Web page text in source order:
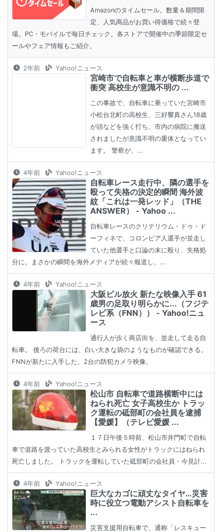
Amazonのタイムセール。数量＆期間限
定、人気商品がお買い得価格で続々登
場。PC・モバイルで毎日チェック。各ストアで開催中の季節限定セ
ールやフェア情報もご紹介。
2年前 Yahoo!ニュース
宮崎市で自転車と車が横断歩道で
衝突 高校生が意識不明の ...
この事故で、自転車に乗っていた宮崎市
小松台北町の高校生、三好響真さん18歳
が頭などを強く打ち、市内の病院に搬送
されましたが意識不明の重体となってい
ます。 警察が、...
4年前 Yahoo!ニュース
自転車レース走行中、隣の選手を
殴って失格の決定的瞬間 海外波
紋「これは一発レッド」（THE
ANSWER） - Yahoo ...
自転車レースのクリテリウム・ドゥ・ド
ーフィネで、コロンビア人選手が並走し
ていた他選手と口論の末に殴り、失格処
分に。まさかの瞬間を海外メディアが続々報道し、...
4年前 Yahoo!ニュース
大阪ビル放火 新たな映像入手 61
歳男の足取り明らかに...（フジテ
レビ系（FNN）） - Yahoo!ニュ
ース
通行人が歩く商店街を、並走して走る自
転車。 後ろの荷台には、白い大きな袋のようなものが確認できる。
FNNが新たに入手した、2台の防犯カメラ映像。
4年前 Yahoo!ニュース
松山市 自転車で道路横断中には
ねられ死亡 女子高校生か トラッ
ク運転の砥部町の会社員を逮捕
【愛媛】（テレビ愛媛 ...
１７日午後５時前、松山市井門町で自転
車で道路を渡っていた高校生とみられる女性がトラックにはねられ
死亡しました。 トラックを運転していた砥部町の会社員・今見計...
4年前 Yahoo!ニュース
巨大なカゴに頑丈なタイヤ…災害
時に役立つ電動アシスト自転車を
...
災害支援用自転車で、通称「レスキュー